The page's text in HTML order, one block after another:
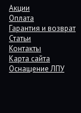
Акции
Оплата
Гарантия и возврат
Статьи
Контакты
Карта сайта
Оснащение ЛПУ